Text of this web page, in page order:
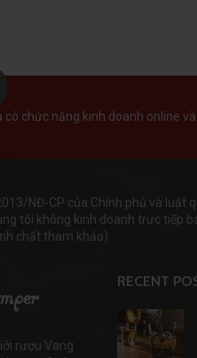
chức năng kinh doanh online
NĐ-CP của Chính phủ và
tôi không kinh doanh trực tiếp
chất tham khảo)
rượu Vang
RECENT